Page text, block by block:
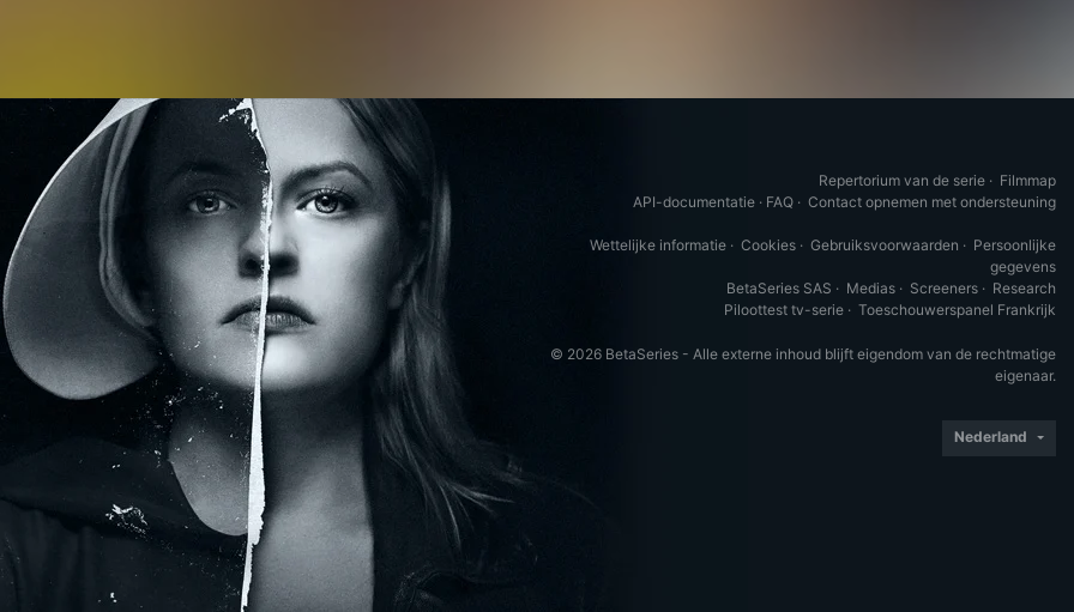
Repertorium van de serie · Filmmap
API-documentatie · FAQ · Contact opnemen met ondersteuning
Wettelijke informatie · Cookies · Gebruiksvoorwaarden · Persoonlijke
gegevens
BetaSeries SAS · Medias · Screeners · Research
Piloottest tv-serie · Toeschouwerspanel Frankrijk
© 2026 BetaSeries - Alle externe inhoud blijft eigendom van de rechtmatige
eigenaar.
Nederland